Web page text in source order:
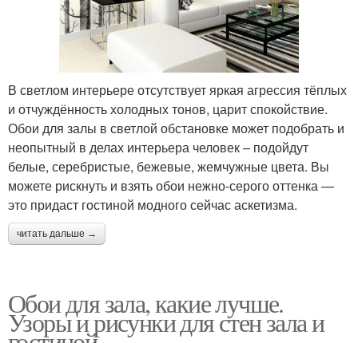
В светлом интерьере отсутствует яркая агрессия тёплых
и отчуждённость холодных тонов, царит спокойствие.
Обои для залы в светлой обстановке может подобрать и
неопытный в делах интерьера человек – подойдут
белые, серебристые, бежевые, жемчужные цвета. Вы
можете рискнуть и взять обои нежно-серого оттенка —
это придаст гостиной модного сейчас аскетизма.
читать дальше →
Обои для зала, какие лучше.
Узоры и рисунки для стен зала и